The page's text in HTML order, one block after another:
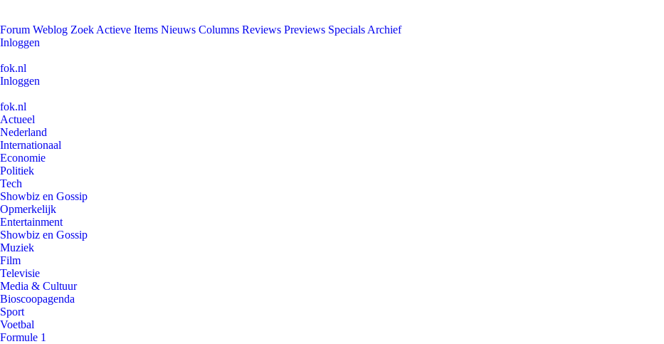
Forum Weblog Zoek Actieve Items Nieuws Columns Reviews Previews Specials Archief
Inloggen
fok.nl
Inloggen
fok.nl
Actueel
Nederland
Internationaal
Economie
Politiek
Tech
Showbiz en Gossip
Opmerkelijk
Entertainment
Showbiz en Gossip
Muziek
Film
Televisie
Media & Cultuur
Bioscoopagenda
Sport
Voetbal
Formule 1